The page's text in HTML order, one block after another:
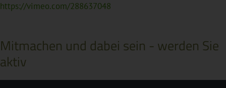
https://vimeo.com/288637048
Mitmachen und dabei sein - werden Sie
aktiv